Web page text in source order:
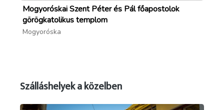
Mogyoróskai Szent Péter és Pál főapostolok
görögkatolikus templom
Mogyoróska
Szálláshelyek a közelben